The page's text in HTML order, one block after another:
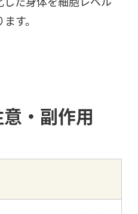
す。
・副作用